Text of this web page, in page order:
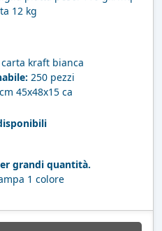
12 kg
carta kraft bianca
250 pezzi
45x48x15 ca
grandi quantità.
1 colore